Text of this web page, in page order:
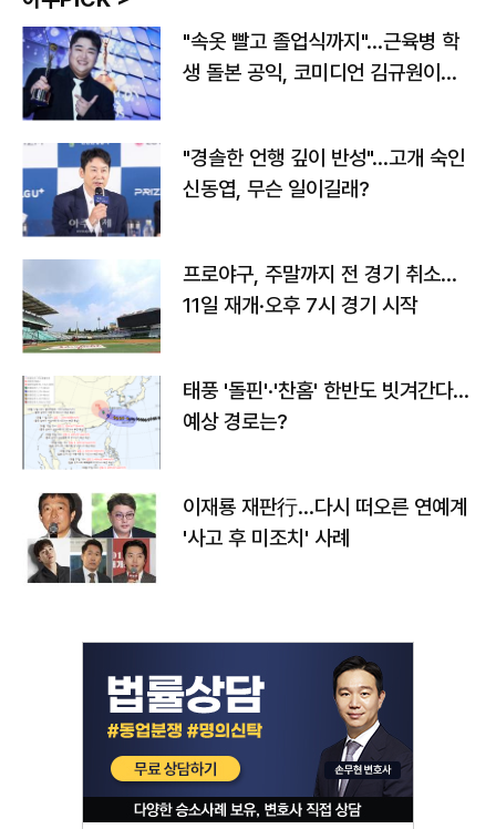
"속옷 빨고 졸업식까지"…근육병 학
생 돌본 공익, 코미디언 김규원이었
"경솔한 언행 깊이 반성"…고개 숙인
신동엽, 무슨 일이길래?
프로야구, 주말까지 전 경기 취소…
11일 재개·오후 7시 경기 시작
태풍 '돌핀'·'찬홈' 한반도 빗겨간다…
예상 경로는?
이재룡 재판行…다시 떠오른 연예계
'사고 후 미조치' 사례